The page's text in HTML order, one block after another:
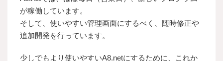
が稼働しています。
そして、使いやすい管理画面にするべく、随時修正や
追加開発を行っています。
少しでもより使いやすいA8.netにするために、これか